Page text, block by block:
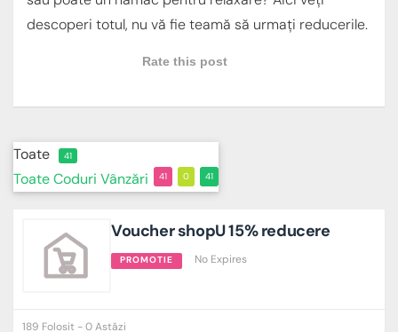
descoperi totul, nu vă fie teamă să urmați reducerile.
Rate this post
Toate 41
Toate 41
Coduri 0
Vânzări 41
Voucher shopU 15% reducere
PROMOTIE No Expires
189 Folosit - 0 Astăzi